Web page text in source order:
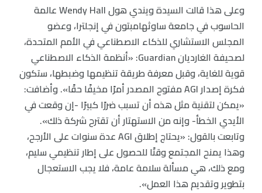
وعلى هذا قالت السيدة ويندي هول Wendy Hall عالمة
الحاسوب في جامعة ساوثهامبتون في إنجلترا، وعضو
المجلس الاستشاري للذكاء الاصطناعي في الأمم المتحدة،
لصحيفة الغارديان Guardian: «أنظمة الذكاء الاصطناعي
قوية للغاية، وقبل معرفة طريقة تنظيمها وضبطها، ستكون
فكرة إصدار AGI مفتوح المصدر أمرًا مخيفًا حقًا». وأضافت:
«يمكن لتقنية مثل هذه أن تسبب ضررًا كبيرًا -إن وقعت في
الأيدي الخطأ- وإنه من الاستهتار أن تقترح شركة ذلك».
وتابعت بالقول: «يحتاج إطلاق AGI عدة سنوات على الأرجح،
وهذا يمنح المجتمع وقتًا للحصول على إطار تنظيمي سليم،
ومع ذلك، هي مسألة سلامة عامة، فلا يجب الاستعجال
بتطوير وتقديم هذا العمل».